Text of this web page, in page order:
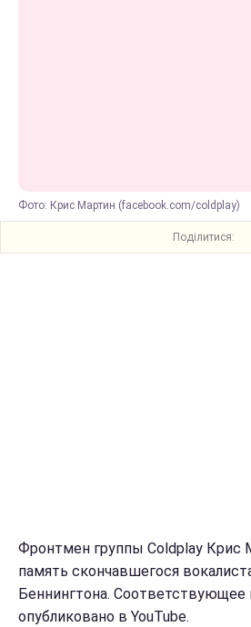
Фото: Крис Мартин (facebook.com/coldplay)
Поділитися:
Фронтмен группы Coldplay Крис
память скончавшегося
Беннингтона.
опубликовано в YouTube.